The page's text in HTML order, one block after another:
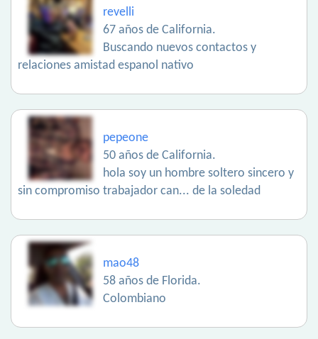
revelli
67 años de California.
Buscando nuevos contactos y
relaciones amistad espanol nativo
pepeone
50 años de California.
hola soy un hombre soltero sincero y
sin compromiso trabajador can... de la soledad
mao48
58 años de Florida.
Colombiano